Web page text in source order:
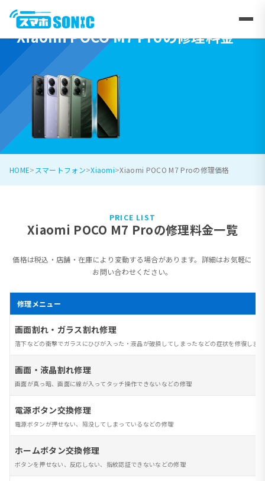
Xiaomi POCO M7 Proの修理料金
HOME スマートフォン Xiaomi Xiaomi POCO M7 Proの修理価格
PRICE LIST
Xiaomi POCO M7 Proの修理料金一覧
価格は税込・店舗・在庫により変動する場合があります。詳細はお気軽に
お問い合わせください。
修理メニュー
画面割れ・ガラス割れ修理
落下などの衝撃でガラスにひびが入った・液晶が破損してしまったなどの症状を修復しま
画面・液晶割れ修理
画面が真っ暗、画面に線が入ってタッチ操作できないなどの修理
電源ボタン交換修理
電源ボタンが押せない、陥没してしまっているなどの修理
ホームボタン交換修理
ボタンを押せない、反応しない、指紋認証できないなどの修理